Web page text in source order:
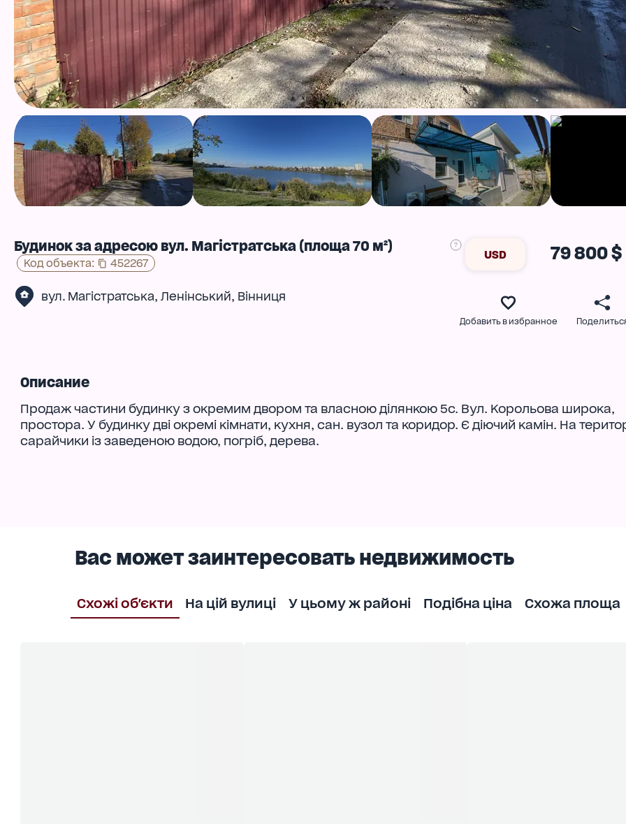
Будинок за адресою вул. Магістратська (площа 70 м²)
Код объекта: 452267
вул. Магістратська, Ленінський, Вінниця
USD 79 800 $
Добавить в избранное
Описание
Продаж частини будинку з окремим двором та власною ділянкою 5с. Вул. Корольова широка,
простора. У будинку дві окремі кімнати, кухня, сан. вузол та коридор. Є діючий камін. На
сарайчики із заведеною водою, погріб, дерева.
Вас может заинтересовать недвижимость
Схожі об'єкти На цій вулиці У цьому ж районі Подібна ціна Схожа площа